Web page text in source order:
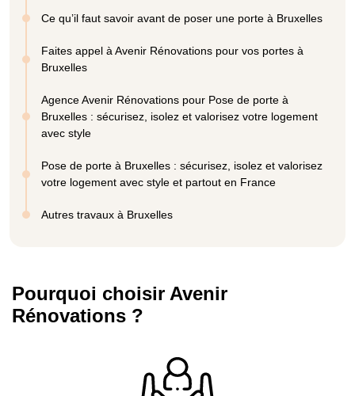
Ce qu’il faut savoir avant de poser une porte à Bruxelles
Faites appel à Avenir Rénovations pour vos portes à
Bruxelles
Agence Avenir Rénovations pour Pose de porte à
Bruxelles : sécurisez, isolez et valorisez votre logement
avec style
Pose de porte à Bruxelles : sécurisez, isolez et valorisez
votre logement avec style et partout en France
Autres travaux à Bruxelles
Pourquoi choisir Avenir
Rénovations ?